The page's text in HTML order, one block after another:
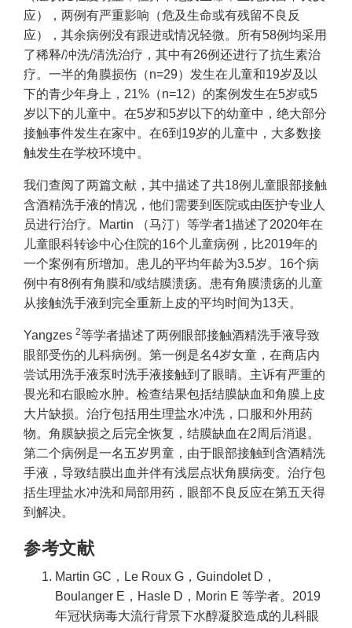
应），两例有严重影响（危及生命或有残留不良反
应），其余病例没有跟进或情况轻微。所有58例均采用
了稀释/冲洗/清洗治疗，其中有26例还进行了抗生素治
疗。一半的角膜损伤（n=29）发生在儿童和19岁及以
下的青少年身上，21%（n=12）的案例发生在5岁或5
岁以下的儿童中。在5岁和5岁以下的幼童中，绝大部分
接触事件发生在家中。在6到19岁的儿童中，大多数接
触发生在学校环境中。
我们查阅了两篇文献，其中描述了共18例儿童眼部接触
含酒精洗手液的情况，他们需要到医院或由医护专业人
员进行治疗。Martin （马汀）等学者1描述了2020年在
儿童眼科转诊中心住院的16个儿童病例，比2019年的
一个案例有所增加。患儿的平均年龄为3.5岁。16个病
例中有8例有角膜和/或结膜溃疡。患有角膜溃疡的儿童
从接触洗手液到完全重新上皮的平均时间为13天。
Yangzes 2等学者描述了两例眼部接触酒精洗手液导致
眼部受伤的儿科病例。第一例是名4岁女童，在商店内
尝试用洗手液泵时洗手液接触到了眼睛。主诉有严重的
畏光和右眼睑水肿。检查结果包括结膜缺血和角膜上皮
大片缺损。治疗包括用生理盐水冲洗，口服和外用药
物。角膜缺损之后完全恢复，结膜缺血在2周后消退。
第二个病例是一名五岁男童，由于眼部接触到含酒精洗
手液，导致结膜出血并伴有浅层点状角膜病变。治疗包
括生理盐水冲洗和局部用药，眼部不良反应在第五天得
到解决。
参考文献
Martin GC，Le Roux G，Guindolet D，
Boulanger E，Hasle D，Morin E 等学者。2019
年冠状病毒大流行背景下水醇凝胶造成的儿科眼